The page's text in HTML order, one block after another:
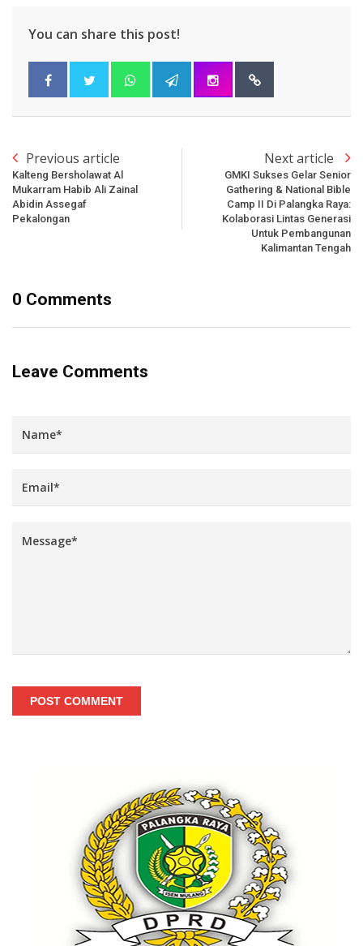
You can share this post!
Previous article
Kalteng Bersholawat Al
Mukarram Habib Ali Zainal
Abidin Assegaf
Pekalongan
Next article
GMKI Sukses Gelar Senior
Gathering & National Bible
Camp II Di Palangka Raya:
Kolaborasi Lintas Generasi
Untuk Pembangunan
Kalimantan Tengah
0 Comments
Leave Comments
POST COMMENT